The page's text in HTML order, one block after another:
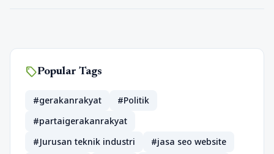
sellPopular Tags
#gerakanrakyat
#Politik
#partaigerakanrakyat
#Jurusan teknik industri
#jasa seo website